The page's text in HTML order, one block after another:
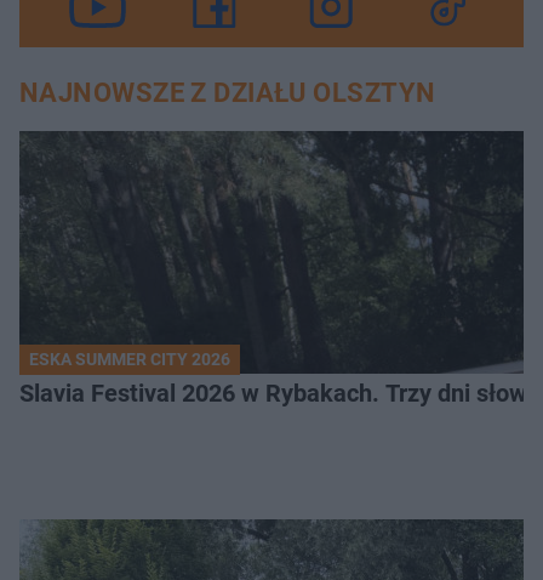
NAJNOWSZE Z DZIAŁU OLSZTYN
ESKA SUMMER CITY 2026
Slavia Festival 2026 w Rybakach. Trzy dni